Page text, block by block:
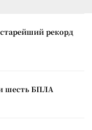
рекорд
шесть БПЛА